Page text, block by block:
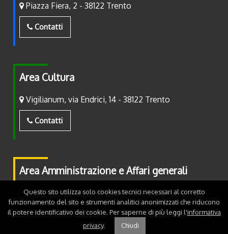
Piazza Fiera, 2 - 38122 Trento
Contatti
Area Cultura
Vigilianum, via Endrici, 14 - 38122 Trento
Contatti
Area Amministrazione e Affari generali
Piazza Fiera, 2 - 38122 Trento
Contatti
Questo sito utilizza solo cookies tecnici necessari al corretto
funzionamento del sito e strumenti analitici anonimizzati che riducono
il potere identificativo dei cookie. Per saperne di più leggi l'informativa
privacy. Chiudi